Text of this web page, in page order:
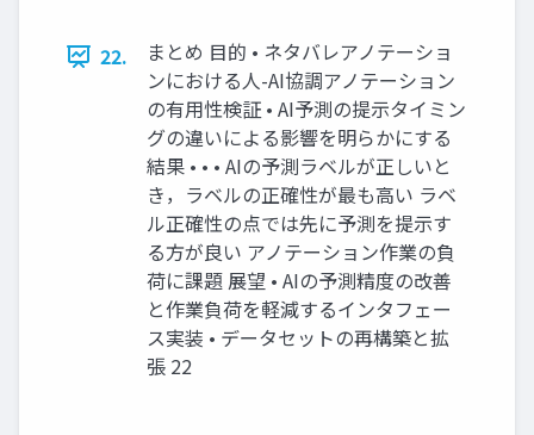
22.
まとめ 目的 • ネタバレアノテーショ
ンにおける人-AI協調アノテーション
の有用性検証 • AI予測の提示タイミン
グの違いによる影響を明らかにする
結果 • • • AIの予測ラベルが正しいと
き，ラベルの正確性が最も高い ラベ
ル正確性の点では先に予測を提示す
る方が良い アノテーション作業の負
荷に課題 展望 • AIの予測精度の改善
と作業負荷を軽減するインタフェー
ス実装 • データセットの再構築と拡
張 22